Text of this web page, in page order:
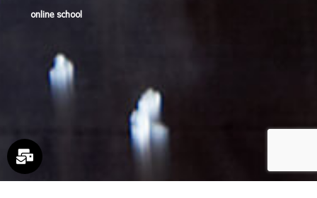
online school